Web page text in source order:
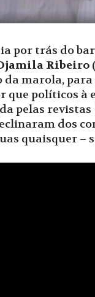
por trás do
Ribeiro
marola,
políticos à
pelas revistas
dos
quaisquer –